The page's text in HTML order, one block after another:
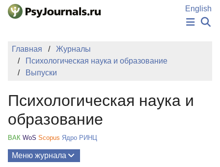
Перейти к основному содержанию
English
НОВОСТИ
ИЗДАНИЯ
АВТОРЫ
КЛЮЧЕВЫЕ СЛОВА
Главная
Журналы
Психологическая наука и образование
Выпуски
Психологическая наука и
образование
ВАК WoS Scopus Ядро РИНЦ
Меню журнала